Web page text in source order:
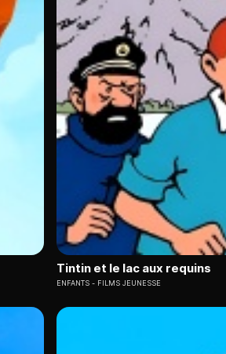
Tintin et le lac aux requins
ENFANTS FILMS JEUNESSE